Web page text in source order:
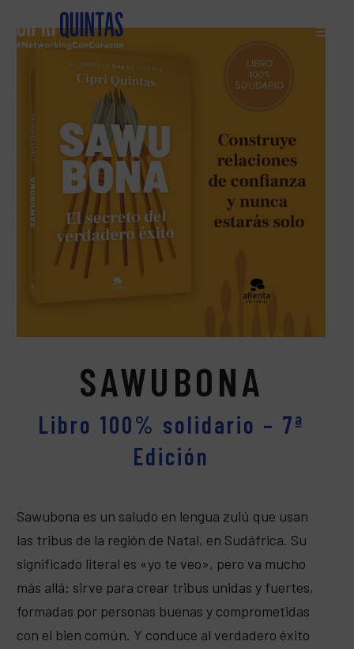
SAWUBONA
Libro 100% solidario – 7ª
Edición
Sawubona es un saludo en lengua zulú que usan
las tribus de la región de Natal, en Sudáfrica. Su
significado literal es «yo te veo», pero va mucho
más allá: sirve para crear tribus unidas y fuertes,
formadas por personas buenas y comprometidas
con el bien común. Y conduce al verdadero éxito